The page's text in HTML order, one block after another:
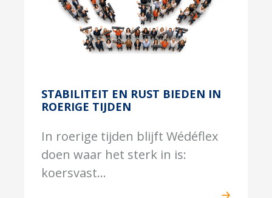
STABILITEIT EN RUST BIEDEN IN
ROERIGE TIJDEN
In roerige tijden blijft Wédéflex
doen waar het sterk in is:
koersvast...